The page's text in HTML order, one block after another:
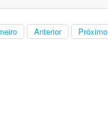
Anterior Próximo